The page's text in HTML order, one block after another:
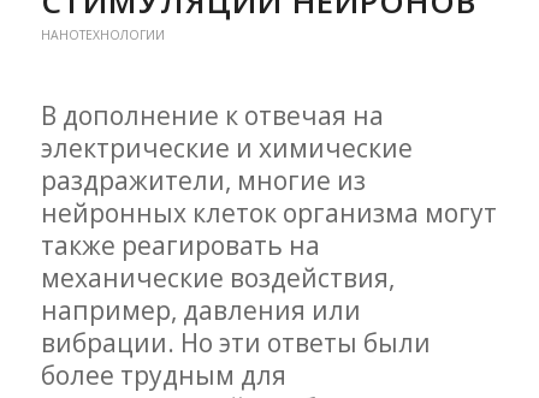
НАНОТЕХНОЛОГИИ
В дополнение к отвечая на
электрические и химические
раздражители, многие из
нейронных клеток организма могут
также реагировать на
механические воздействия,
например, давления или
вибрации. Но эти ответы были
более трудным для